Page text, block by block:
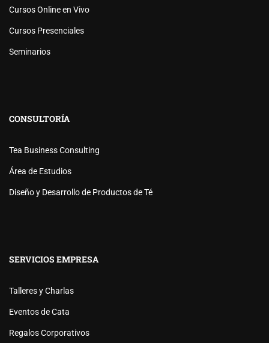
Cursos Online en Vivo
Cursos Presenciales
Seminarios
CONSULTORÍA
Tea Business Consulting
Área de Estudios
Diseño y Desarrollo de Productos de Té
SERVICIOS EMPRESA
Talleres y Charlas
Eventos de Cata
Regalos Corporativos